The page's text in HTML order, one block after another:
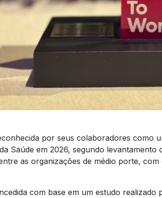
por seus colaboradores como
Saúde em 2026, segundo levantamento
as organizações de médio porte,
com base em um estudo realizado